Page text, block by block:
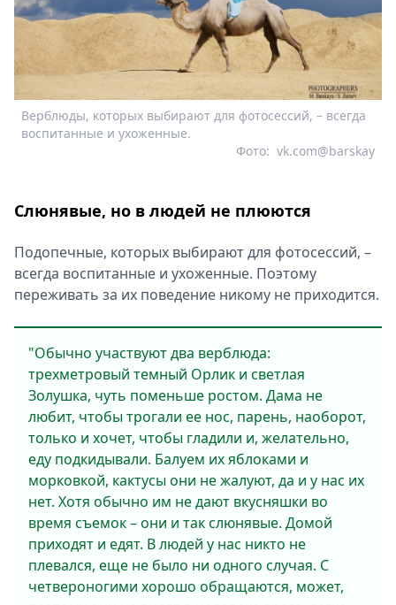
Верблюды, которых выбирают для фотосессий, – всегда
воспитанные и ухоженные.
vk.com@barskay
Фото:
Слюнявые, но в людей не плюются
Подопечные, которых выбирают для фотосессий, –
всегда воспитанные и ухоженные. Поэтому
переживать за их поведение никому не приходится.
"Обычно участвуют два верблюда:
трехметровый темный Орлик и светлая
Золушка, чуть поменьше ростом. Дама не
любит, чтобы трогали ее нос, парень, наоборот,
только и хочет, чтобы гладили и, желательно,
еду подкидывали. Балуем их яблоками и
морковкой, кактусы они не жалуют, да и у нас их
нет. Хотя обычно им не дают вкусняшки во
время съемок – они и так слюнявые. Домой
приходят и едят. В людей у нас никто не
плевался, еще не было ни одного случая. С
четвероногими хорошо обращаются, может,